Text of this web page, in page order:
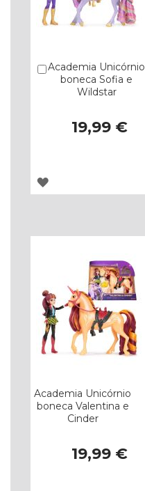
Academia Unicórnio
boneca Sofia e
Wildstar
19,99 €
Comprar
ADICIONAR
DESEJOS
Academia Unicórnio
boneca Valentina e
Cinder
19,99 €